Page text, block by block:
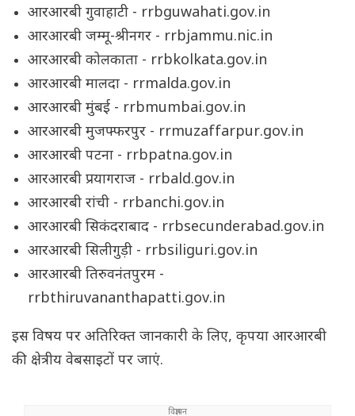
आरआरबी गुवाहाटी - rrbguwahati.gov.in
आरआरबी जम्मू-श्रीनगर - rrbjammu.nic.in
आरआरबी कोलकाता - rrbkolkata.gov.in
आरआरबी मालदा - rrmalda.gov.in
आरआरबी मुंबई - rrbmumbai.gov.in
आरआरबी मुजफ्फरपुर - rrmuzaffarpur.gov.in
आरआरबी पटना - rrbpatna.gov.in
आरआरबी प्रयागराज - rrbald.gov.in
आरआरबी रांची - rrbanchi.gov.in
आरआरबी सिकंदराबाद - rrbsecunderabad.gov.in
आरआरबी सिलीगुड़ी - rrbsiliguri.gov.in
आरआरबी तिरुवनंतपुरम -
rrbthiruvananthapatti.gov.in
इस विषय पर अतिरिक्त जानकारी के लिए, कृपया आरआरबी
की क्षेत्रीय वेबसाइटों पर जाएं.